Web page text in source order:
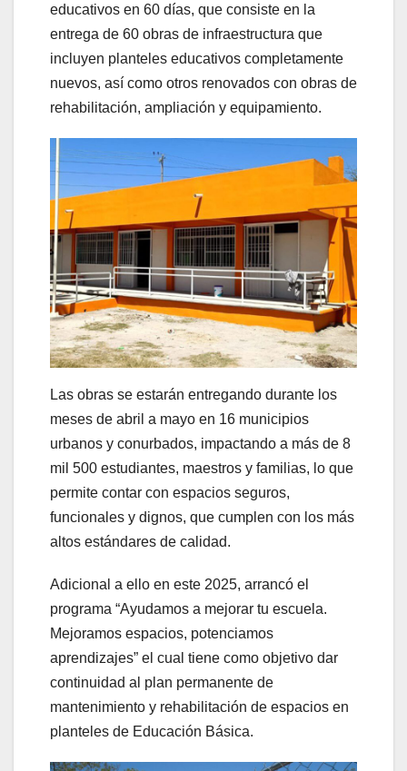
educativos en 60 días, que consiste en la
entrega de 60 obras de infraestructura que
incluyen planteles educativos completamente
nuevos, así como otros renovados con obras de
rehabilitación, ampliación y equipamiento.
Las obras se estarán entregando durante los
meses de abril a mayo en 16 municipios
urbanos y conurbados, impactando a más de 8
mil 500 estudiantes, maestros y familias, lo que
permite contar con espacios seguros,
funcionales y dignos, que cumplen con los más
altos estándares de calidad.
Adicional a ello en este 2025, arrancó el
programa “Ayudamos a mejorar tu escuela.
Mejoramos espacios, potenciamos
aprendizajes” el cual tiene como objetivo dar
continuidad al plan permanente de
mantenimiento y rehabilitación de espacios en
planteles de Educación Básica.